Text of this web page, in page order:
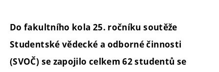
Do fakultního kola 25. ročníku soutěže
Studentské vědecké a odborné činnosti
(SVOČ) se zapojilo celkem 62 studentů se